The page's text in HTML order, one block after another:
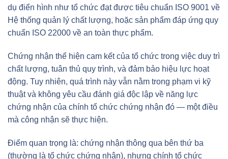
dụ điển hình như tổ chức đạt được tiêu chuẩn ISO 9001 về
Hệ thống quản lý chất lượng, hoặc sản phẩm đáp ứng quy
chuẩn ISO 22000 về an toàn thực phẩm.
Chứng nhận thể hiện cam kết của tổ chức trong việc duy trì
chất lượng, tuân thủ quy trình, và đảm bảo hiệu lực hoạt
động. Tuy nhiên, quá trình này vẫn nằm trong phạm vi kỹ
thuật và không yêu cầu đánh giá độc lập về năng lực
chứng nhận của chính tổ chức chứng nhận đó — một điều
mà công nhận sẽ thực hiện.
Điểm quan trọng là: chứng nhận thông qua bên thứ ba
(thường là tổ chức chứng nhận), nhưng chính tổ chức